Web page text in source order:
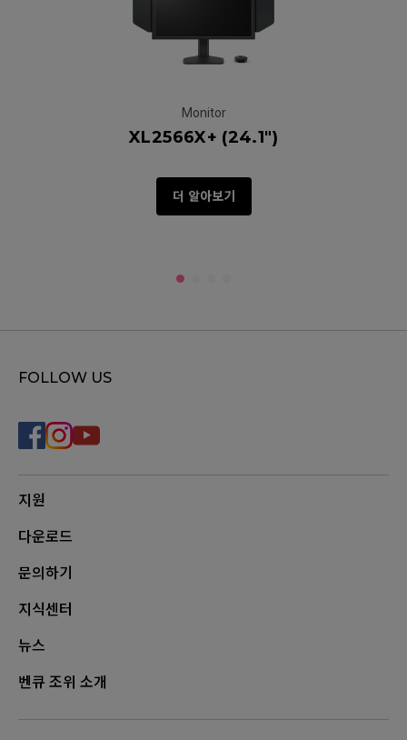
Monitor
XL2566X+ (24.1")
더 알아보기
FOLLOW US
지원
다운로드
문의하기
지식센터
뉴스
벤큐 조위 소개